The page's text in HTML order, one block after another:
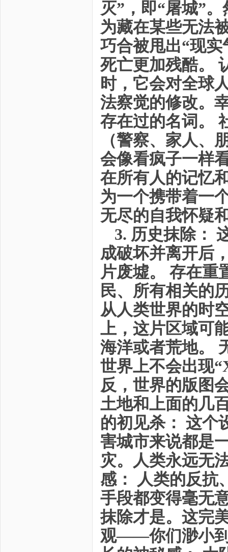
灭”，即“屠城”
为藏在某些无法
巧合被甩出“现
死亡更加残酷。
时，它会对全球
法察觉的修改。
存在过的名词。
（警察、家人、
会像看疯子一样
在所有人的记忆
为一个携带着一
无尽的自我怀疑
3. 历史抹除：
成破坏并离开后
片废墟。 存在重
民、所有相关的
从人类世界的时
上，这片区域可
海洋或者荒地。
世界上不会出现
反，世界的版图
土地和上面的几
的初见杀： 这个
害城市来说都是
灾。人类永远无
感： 人类的反
手段都变得毫无
抹除才是。这完
观——你们渺小到